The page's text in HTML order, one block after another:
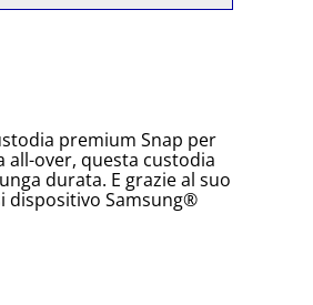
premium Snap per
all-over, questa custodia
durata. E grazie al suo
dispositivo Samsung®